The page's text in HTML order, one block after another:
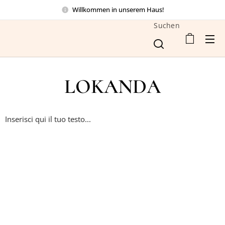
Willkommen in unserem Haus!
Suchen
LOKANDA
Inserisci qui il tuo testo...